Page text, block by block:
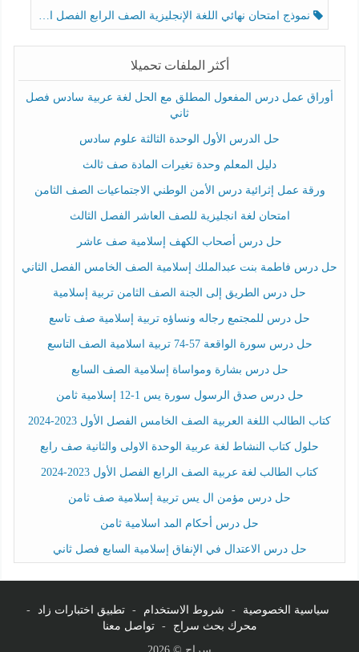
نموذج امتحان نهائي اللغة الإنجليزية الصف الرابع الفصل الثالث
أكثر الملفات تحميلا
أوراق عمل درس المفعول المطلق مع الحل لغة عربية سادس فصل
ثاني
حل الدرس الأول الوحدة الثالثة علوم سادس
دليل المعلم وحدة تغيرات المادة صف ثالث
ورقة عمل إثرائية درس الأمن الوطني الاجتماعيات الصف الثامن
امتحان لغة انجليزية للصف العاشر الفصل الثالث
حل درس أصحاب الكهف إسلامية صف عاشر
حل درس فاطمة بنت عبدالملك إسلامية الصف الخامس الفصل الثاني
حل درس الطريق إلى الجنة الصف الثامن تربية إسلامية
حل درس للمجتمع رجاله ونساؤه تربية إسلامية صف تاسع
حل درس سورة الواقعة 57-74 تربية اسلامية الصف التاسع
حل درس بشارة ومواساة إسلامية الصف السابع
حل درس صدق الرسول سورة يس 1-12 إسلامية ثامن
كتاب الطالب اللغة العربية الصف الخامس الفصل الأول 2023-2024
حلول كتاب النشاط لغة عربية الوحدة الاولى والثانية صف رابع
كتاب الطالب لغة عربية الصف الرابع الفصل الأول 2023-2024
حل درس مؤمن ال يس تربية إسلامية صف ثامن
حل درس أحكام المد اسلامية ثامن
حل درس الاعتدال في الإنفاق إسلامية السابع فصل ثاني
سياسية الخصوصية - شروط الاستخدام - تطبيق اختبارات زاد
-
محرك بحث سراج
-
تواصل معنا